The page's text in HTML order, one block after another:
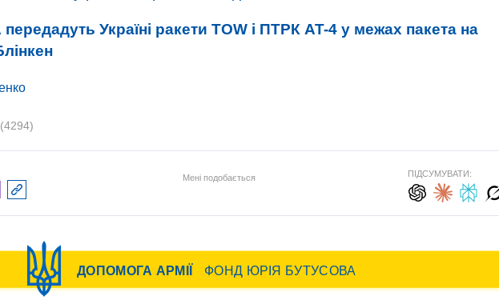
Україні ракети TOW і ПТРК AT-4 у межах пакета на
(4294)
Мені подобається ПІДСУМУВАТИ: